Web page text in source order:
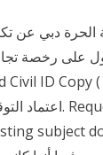
الحرة دبي
على رخصة
subject